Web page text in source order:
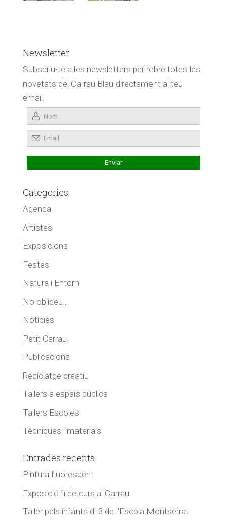
Newsletter
Subscriu-te a les newsletters per rebre totes les
novetats del Carrau Blau directament al teu
email.
Categories
Agenda
Artistes
Exposicions
Festes
Natura i Entorn
No oblideu…
Notícies
Petit Carrau
Publicacions
Reciclatge creatiu
Tallers a espais públics
Tallers Escoles
Tècniques i materials
Entrades recents
Pintura fluorescent
Exposició fi de curs al Carrau
Taller pels infants d’I3 de l’Escola Montserrat